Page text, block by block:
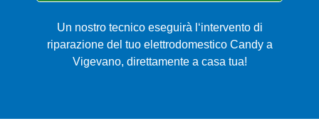
Un nostro tecnico eseguirà l‘intervento di
riparazione del tuo elettrodomestico Candy a
Vigevano, direttamente a casa tua!